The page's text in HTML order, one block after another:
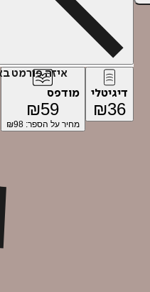
איזה פורמט
דיגיטלי
₪36
מודפס
₪59
מחיר על הספר: ₪98